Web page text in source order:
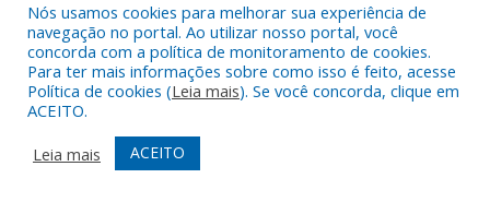
Todos os direitos reservados a Prefeitura Municipal de Santa
Bárbara do Pará.
Mapa do Site
Acessar Área Administrativa
Acessar Webmail
Nós usamos cookies para melhorar sua experiência de
navegação no portal. Ao utilizar nosso portal, você
concorda com a política de monitoramento de cookies.
Para ter mais informações sobre como isso é feito, acesse
Política de cookies (Leia mais). Se você concorda, clique em
ACEITO.
Leia mais
ACEITO